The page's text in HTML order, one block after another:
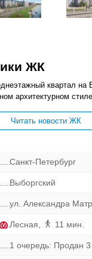
ЖК
квартал на
архитектурном
Читать новости ЖК
Санкт-Петербург
Выборгский
ул. Александра
Лесная 11 мин.
1 очередь: Продан 3